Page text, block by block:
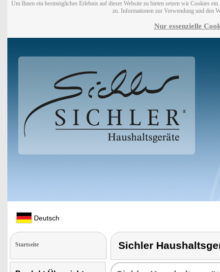
Um Ihnen ein bestmögliches Erlebnis auf dieser Website zu bieten setzen wir Cookies
zu. Informationen zur Verwendung und den
Nur essenzielle
Deutsch
Startseite Sichler